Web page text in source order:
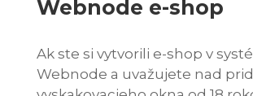
Webnode e-shop
Ak ste si vytvorili e-shop v
Webnode a uvažujete nad